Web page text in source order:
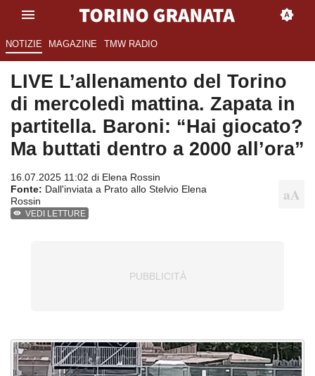
NOTIZIE MAGAZINE TMW RADIO
LIVE L’allenamento del Torino
di mercoledì mattina. Zapata in
partitella. Baroni: “Hai giocato?
Ma buttati dentro a 2000 all’ora”
16.07.2025 11:02 di Elena Rossin
Fonte: Dall'inviata a Prato allo Stelvio Elena
Rossin
VEDI LETTURE